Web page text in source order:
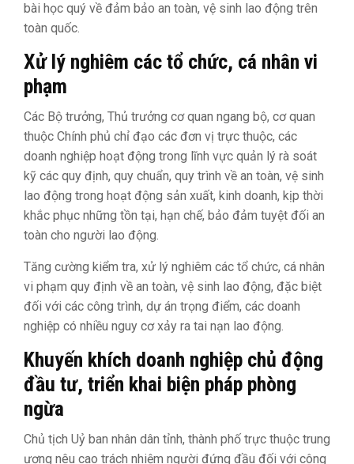
bài học quý về đảm bảo an toàn, vệ sinh lao động trên
toàn quốc.
Xử lý nghiêm các tổ chức, cá nhân vi
phạm
Các Bộ trưởng, Thủ trưởng cơ quan ngang bộ, cơ quan
thuộc Chính phủ chỉ đạo các đơn vị trực thuộc, các
doanh nghiệp hoạt động trong lĩnh vực quản lý rà soát
kỹ các quy định, quy chuẩn, quy trình về an toàn, vệ sinh
lao động trong hoạt động sản xuất, kinh doanh, kịp thời
khắc phục những tồn tại, hạn chế, bảo đảm tuyệt đối an
toàn cho người lao động.
Tăng cường kiểm tra, xử lý nghiêm các tổ chức, cá nhân
vi phạm quy định về an toàn, vệ sinh lao động, đặc biệt
đối với các công trình, dự án trọng điểm, các doanh
nghiệp có nhiều nguy cơ xảy ra tai nạn lao động.
Khuyến khích doanh nghiệp chủ động
đầu tư, triển khai biện pháp phòng
ngừa
Chủ tịch Uỷ ban nhân dân tỉnh, thành phố trực thuộc trung
ương nêu cao trách nhiệm người đứng đầu đối với công